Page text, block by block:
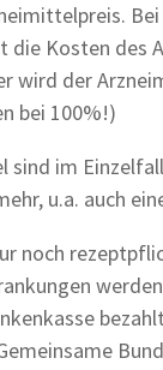
die Kosten des
wird der
bei 100%!)
sind im
u.a. auch
noch